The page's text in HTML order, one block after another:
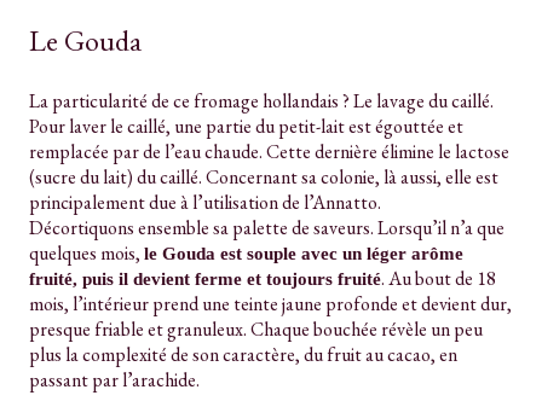
Le Gouda
La particularité de ce fromage hollandais ? Le lavage du caillé.
Pour laver le caillé, une partie du petit-lait est égouttée et
remplacée par de l’eau chaude. Cette dernière élimine le lactose
(sucre du lait) du caillé. Concernant sa colonie, là aussi, elle est
principalement due à l’utilisation de l’Annatto.
Décortiquons ensemble sa palette de saveurs. Lorsqu’il n’a que
quelques mois, le Gouda est souple avec un léger arôme
fruité, puis il devient ferme et toujours fruité. Au bout de 18
mois, l’intérieur prend une teinte jaune profonde et devient dur,
presque friable et granuleux. Chaque bouchée révèle un peu
plus la complexité de son caractère, du fruit au cacao, en
passant par l’arachide.